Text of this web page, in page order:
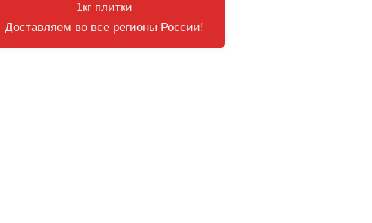
1кг плитки
Доставляем во все регионы России!